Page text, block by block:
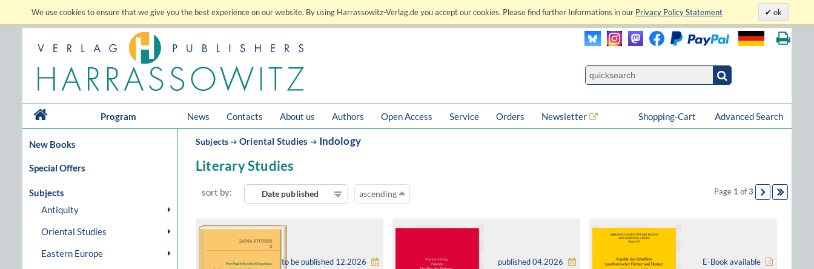
We use cookies to ensure that we give you the best experience on our website. By using Harrassowitz-Verlag.de you accept our cookies. Please find further Informations in our Privacy Policy Statement ok
Program News Contacts About us Authors Open Access Service Orders Newsletter Advanced Search
Shopping-Cart
New Books
Special Offers
Subjects
Antiquity
Oriental Studies
Eastern Europe
Subjects➔Oriental Studies ➔ Indology
Literary Studies
sort by: Date published ascending Page 1 of3
to be published 12.2026 published 04.2026
E-Book available